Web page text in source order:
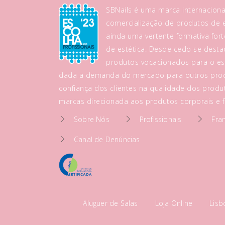
SBNails é uma marca
comercialização de produtos de
ainda uma vertente formativa
de estética. Desde cedo se
produtos vocacionados para o
dada a demanda do mercado para outros
confiança dos clientes na qualidade dos
marcas direcionada aos produtos corporais e
Sobre Nós
Profissionais
Canal de Denúncias
Aluguer de Salas Loja Online